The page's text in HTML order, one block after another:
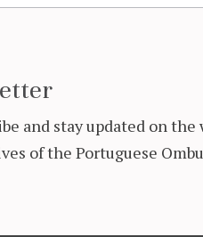
and stay updated on the
of the Portuguese